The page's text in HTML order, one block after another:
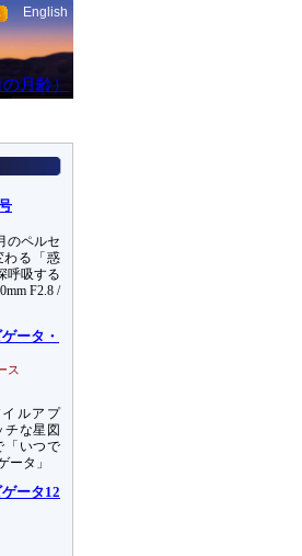
English
のペルセ
わる「惑
呼吸する
F2.8 /
ータ・
ス
ルアプ
チな星図
「いつで
ータ」
ータ12